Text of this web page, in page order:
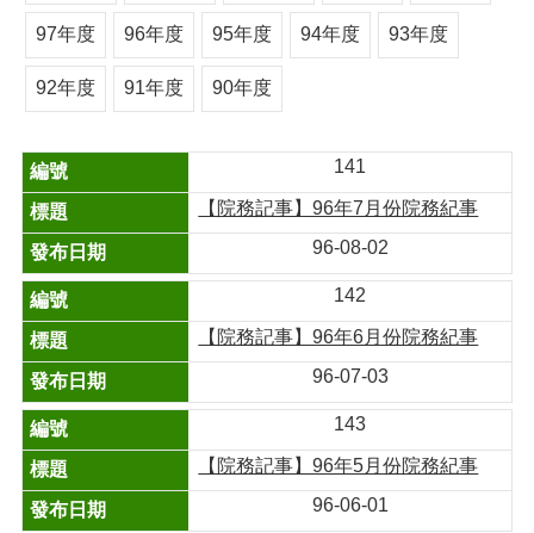
97年度 96年度 95年度 94年度 93年度
92年度 91年度 90年度
141
【院務記事】96年7月份院務紀事
96-08-02
142
【院務記事】96年6月份院務紀事
96-07-03
143
【院務記事】96年5月份院務紀事
96-06-01